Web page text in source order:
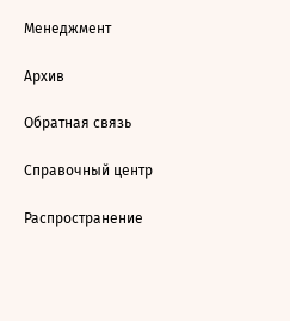
Менеджмент
Архив
Обратная связь
Справочный центр
Распространение